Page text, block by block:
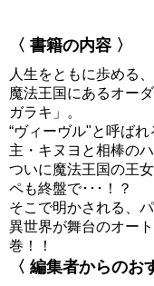
〈 書籍の内容 〉
人生をともに歩める
魔法王国にあるオー
ガラキ」。
“ヴィーヴル"と呼ば
主・キヌヨと相棒のハ
ついに魔法王国の王
ペも終盤で･･･！？
そこで明かされる、
異世界が舞台のオー
巻！！
〈 編集者からのお